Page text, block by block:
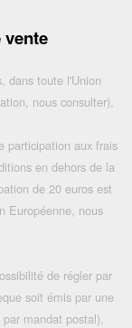
dans toute l'Union
nous consulter),
participation aux frais
en dehors de la
de 20 euros est
Européenne, nous
de régler par
soit émis par une
mandat postal),